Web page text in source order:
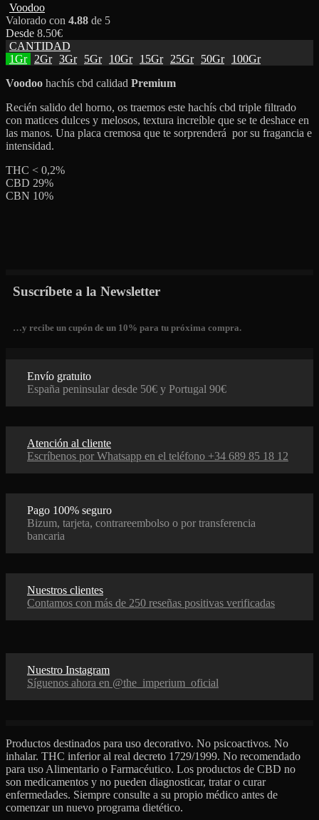
Voodoo
Valorado con 4.88 de 5
Desde 8.50€
CANTIDAD
1Gr
2Gr 3Gr 5Gr 10Gr 15Gr 25Gr 50Gr
100Gr
Voodoo hachís cbd calidad Premium
Recién salido del horno, os traemos este hachís cbd triple filtrado
con matices dulces y melosos, textura increíble que se te deshace en
las manos. Una placa cremosa que te sorprenderá por su fragancia e
intensidad.
THC < 0,2%
CBD 29%
CBN 10%
Suscríbete a la Newsletter
…y recibe un cupón de un 10% para tu próxima compra.
Envío gratuito
España peninsular desde 50€ y Portugal 90€
Atención al cliente
Escríbenos por Whatsapp en el teléfono +34 689 85 18 12
Pago 100% seguro
Bizum, tarjeta, contrareembolso o por transferencia
bancaria
Nuestros clientes
Contamos con más de 250 reseñas positivas verificadas
Nuestro Instagram
Síguenos ahora en @the_imperium_oficial
Productos destinados para uso decorativo. No psicoactivos. No
inhalar. THC inferior al real decreto 1729/1999. No recomendado
para uso Alimentario o Farmacéutico. Los productos de CBD no
son medicamentos y no pueden diagnosticar, tratar o curar
enfermedades. Siempre consulte a su propio médico antes de
comenzar un nuevo programa dietético.